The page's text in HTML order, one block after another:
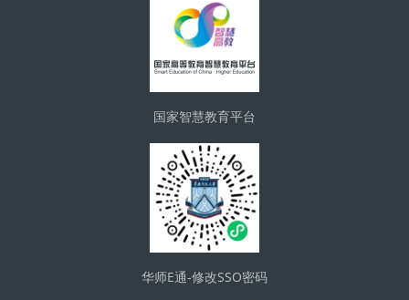
国家智慧教育平台
华师E通-修改SSO密码